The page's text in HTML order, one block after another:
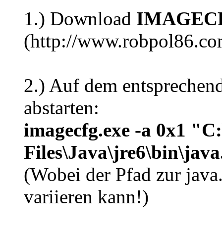
1.) Download
(http://
2.) Auf dem
abstarten:
imagecfg.exe -a 0x1
(Wobei der Pfad zur
variieren kann!)